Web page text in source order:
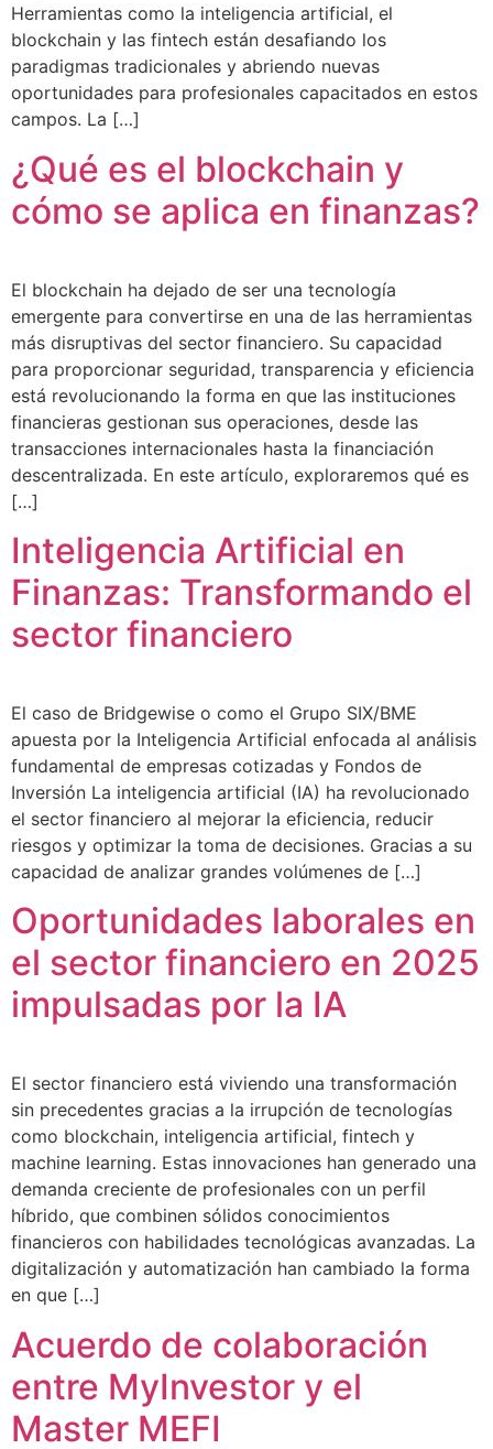
Herramientas como la inteligencia artificial, el
blockchain y las fintech están desafiando los
paradigmas tradicionales y abriendo nuevas
oportunidades para profesionales capacitados en estos
campos. La […]
¿Qué es el blockchain y
cómo se aplica en finanzas?
El blockchain ha dejado de ser una tecnología
emergente para convertirse en una de las herramientas
más disruptivas del sector financiero. Su capacidad
para proporcionar seguridad, transparencia y eficiencia
está revolucionando la forma en que las instituciones
financieras gestionan sus operaciones, desde las
transacciones internacionales hasta la financiación
descentralizada. En este artículo, exploraremos qué es
[…]
Inteligencia Artificial en
Finanzas: Transformando el
sector financiero
El caso de Bridgewise o como el Grupo SIX/BME
apuesta por la Inteligencia Artificial enfocada al análisis
fundamental de empresas cotizadas y Fondos de
Inversión La inteligencia artificial (IA) ha revolucionado
el sector financiero al mejorar la eficiencia, reducir
riesgos y optimizar la toma de decisiones. Gracias a su
capacidad de analizar grandes volúmenes de […]
Oportunidades laborales en
el sector financiero en 2025
impulsadas por la IA
El sector financiero está viviendo una transformación
sin precedentes gracias a la irrupción de tecnologías
como blockchain, inteligencia artificial, fintech y
machine learning. Estas innovaciones han generado una
demanda creciente de profesionales con un perfil
híbrido, que combinen sólidos conocimientos
financieros con habilidades tecnológicas avanzadas. La
digitalización y automatización han cambiado la forma
en que […]
Acuerdo de colaboración
entre MyInvestor y el
Master MEFI